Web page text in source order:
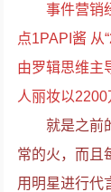
事件营销
点1PAPI酱 从
由罗辑思维主
人丽妆以2200
就是之前
常的火，而且
用明星进行代